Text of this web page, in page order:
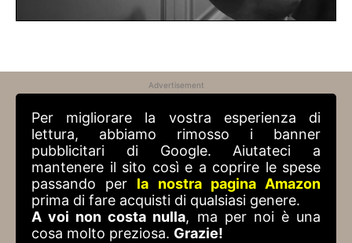
Advertisement
Per migliorare la vostra esperienza di
lettura, abbiamo rimosso i banner
pubblicitari di Google. Aiutateci a
mantenere il sito così e a coprire le spese
passando per la nostra pagina Amazon
prima di fare acquisti di qualsiasi genere.
A voi non costa nulla, ma per noi è una
cosa molto preziosa. Grazie!